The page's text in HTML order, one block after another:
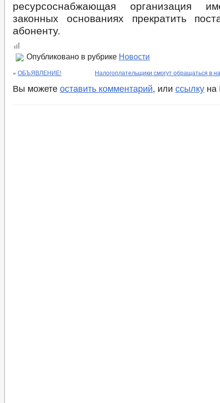
ресурсоснабжающая организация
законных основаниях прекратить
абоненту.
Опубликовано в рубрике Новости
« ОБЪЯВЛЕНИЕ! Налогоплательщики смогут обращаться в
Вы можете оставить комментарий, или ссылку на